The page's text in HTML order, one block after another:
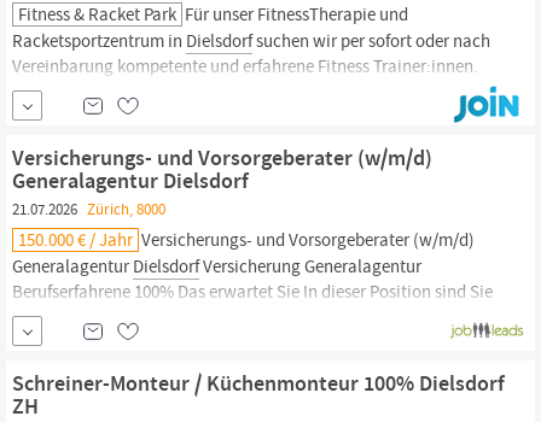
Fitness & Racket Park Für unser FitnessTherapie und
Racketsportzentrum in Dielsdorfsuchen wir per sofort oder nach
Vereinbarung kompetente und erfahrene Fitness Trainer:innen.
Mit deiner Motivation unterstützt du unsere Kunden dabei, ihre
Fitnessziele zu erreichen. Aufgaben Mitgliederbetreuung auf der
Versicherungs- und Vorsorgeberater (w/m/d)
Generalagentur Dielsdorf
21.07.2026 Zürich, 8000
150.000 € / Jahr Versicherungs- und Vorsorgeberater (w/m/d)
GeneralagenturDielsdorfVersicherung Generalagentur
Berufserfahrene 100% Das erwartet Sie In dieser Position sind Sie
die vertrauensvolle Ansprechperson für Ihre Kundinnen und
Kunden und bauen langfristige Beziehungen auf, die Bestand
haben. Das bewirken Sie bei uns Sie gewinnen neue Kundinnen
und Kunden mit...
Schreiner-Monteur / Küchenmonteur 100% Dielsdorf
ZH